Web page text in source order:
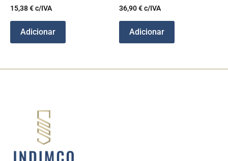
15,38€c/IVA
Adicionar
36,90€c/IVA
Adicionar